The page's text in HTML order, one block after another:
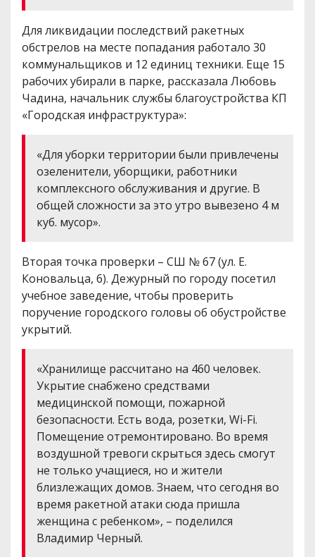
Для ликвидации последствий ракетных
обстрелов на месте попадания работало 30
коммунальщиков и 12 единиц техники. Еще 15
рабочих убирали в парке, рассказала Любовь
Чадина, начальник службы благоустройства КП
«Городская инфраструктура»:
«Для уборки территории были привлечены
озеленители, уборщики, работники
комплексного обслуживания и другие. В
общей сложности за это утро вывезено 4 м
куб. мусор».
Вторая точка проверки – СШ № 67 (ул. Е.
Коновальца, 6). Дежурный по городу посетил
учебное заведение, чтобы проверить
поручение городского головы об обустройстве
укрытий.
«Хранилище рассчитано на 460 человек.
Укрытие снабжено средствами
медицинской помощи, пожарной
безопасности. Есть вода, розетки, Wi-Fi.
Помещение отремонтировано. Во время
воздушной тревоги скрыться здесь смогут
не только учащиеся, но и жители
близлежащих домов. Знаем, что сегодня во
время ракетной атаки сюда пришла
женщина с ребенком», – поделился
Владимир Черный.